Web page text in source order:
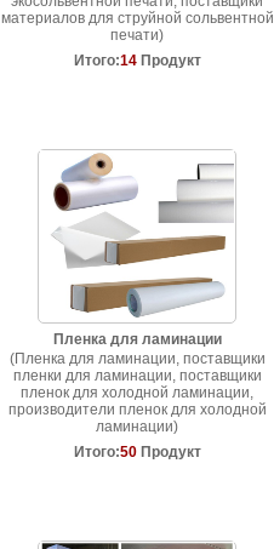
материалов для струйной сольвентной
печати)
Итого:14Продукт
Пленка для ламинации
(Пленка для ламинации, поставщики
пленки для ламинации, поставщики
пленок для холодной ламинации,
производители пленок для холодной
ламинации)
Итого:50Продукт